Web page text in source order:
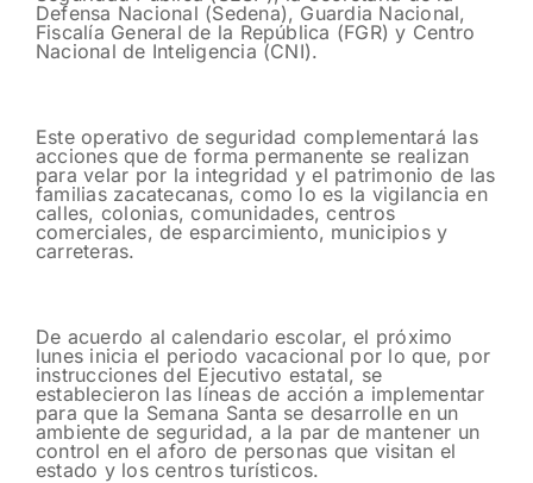
Defensa Nacional (Sedena), Guardia Nacional,
Fiscalía General de la República (FGR) y Centro
Nacional de Inteligencia (CNI).
Este operativo de seguridad complementará las
acciones que de forma permanente se realizan
para velar por la integridad y el patrimonio de las
familias zacatecanas, como lo es la vigilancia en
calles, colonias, comunidades, centros
comerciales, de esparcimiento, municipios y
carreteras.
De acuerdo al calendario escolar, el próximo
lunes inicia el periodo vacacional por lo que, por
instrucciones del Ejecutivo estatal, se
establecieron las líneas de acción a implementar
para que la Semana Santa se desarrolle en un
ambiente de seguridad, a la par de mantener un
control en el aforo de personas que visitan el
estado y los centros turísticos.